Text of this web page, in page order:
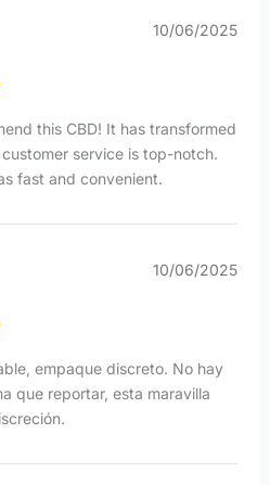
10/06/2025
this CBD! It has transformed
service is top-notch.
fast and convenient.
10/06/2025
empaque discreto. No hay
que reportar, esta maravilla